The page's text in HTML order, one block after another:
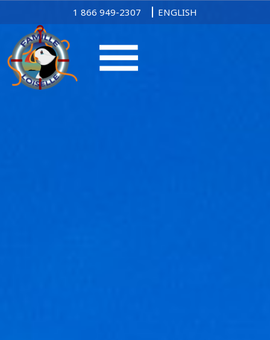
1 866 949-2307 ENGLISH